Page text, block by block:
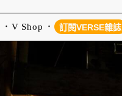
V Shop 訂閱VERSE雜誌